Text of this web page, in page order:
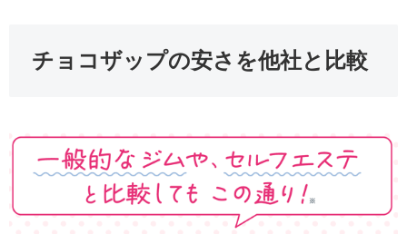
チョコザップの安さを他社と比較